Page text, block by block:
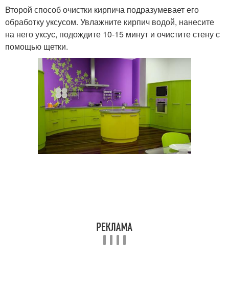
Второй способ очистки кирпича подразумевает его
обработку уксусом. Увлажните кирпич водой, нанесите
на него уксус, подождите 10-15 минут и очистите стену с
помощью щетки.